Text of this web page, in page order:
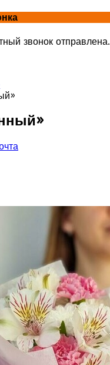
звонок отправлена.